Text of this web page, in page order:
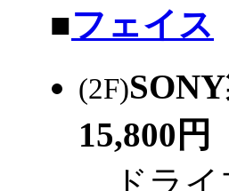
■フェイス
(2F)
15,800円
ドライ